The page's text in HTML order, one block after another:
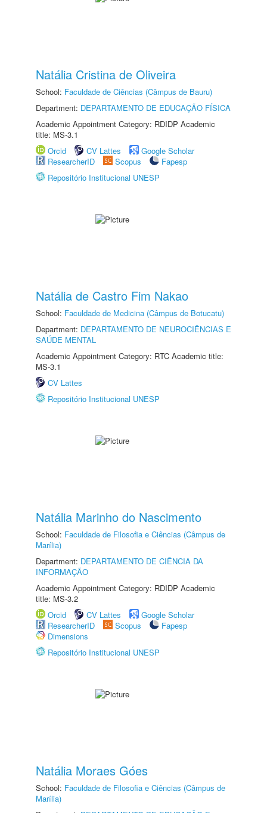
Natália Cristina de Oliveira
School: Faculdade de Ciências (Câmpus de Bauru)
Department: DEPARTAMENTO DE EDUCAÇÃO FÍSICA
Academic Appointment Category: RDIDP Academic
title: MS-3.1
Orcid
CV Lattes
Google Scholar
ResearcherID
Scopus
Fapesp
Repositório Institucional UNESP
Natália de Castro Fim Nakao
School: Faculdade de Medicina (Câmpus de Botucatu)
Department: DEPARTAMENTO DE NEUROCIÊNCIAS E
SAÚDE MENTAL
Academic Appointment Category: RTC Academic title:
MS-3.1
CV Lattes
Repositório Institucional UNESP
Natália Marinho do Nascimento
School: Faculdade de Filosofia e Ciências (Câmpus de
Marília)
Department: DEPARTAMENTO DE CIÊNCIA DA
INFORMAÇÃO
Academic Appointment Category: RDIDP Academic
title: MS-3.2
Orcid
CV Lattes
Google Scholar
ResearcherID
Scopus
Fapesp
Dimensions
Repositório Institucional UNESP
Natália Moraes Góes
School: Faculdade de Filosofia e Ciências (Câmpus de
Marília)